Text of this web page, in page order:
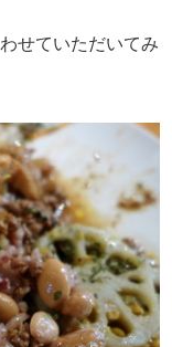
せていただいてみ